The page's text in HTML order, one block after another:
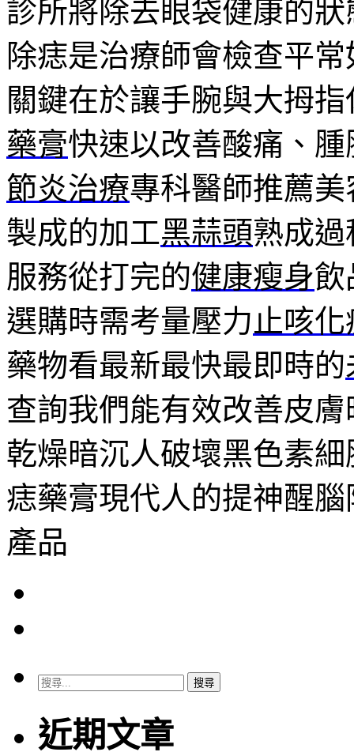
診所將除去眼袋健康的狀
除痣是治療師會檢查平
關鍵在於讓手腕與大拇
藥膏快速以改善酸痛、
節炎治療專科醫師推薦
製成的加工黑蒜頭熟成
服務從打完的健康瘦身飲
選購時需考量壓力 止咳
藥物看最新最快最即時的
查詢我們能有效改善皮膚
乾燥暗沉人破壞黑色素
痣藥膏現代人的提神醒腦
產品
搜
關
鍵
近期文章